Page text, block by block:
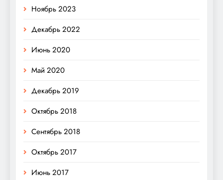
Ноябрь 2023
Декабрь 2022
Июнь 2020
Май 2020
Декабрь 2019
Октябрь 2018
Сентябрь 2018
Октябрь 2017
Июнь 2017